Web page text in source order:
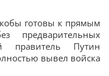
готовы к прямым
предварительных
правитель Путин
вывел войска